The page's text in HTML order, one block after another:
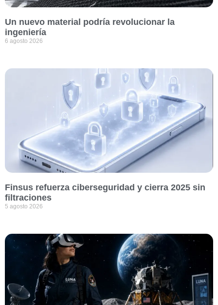
Un nuevo material podría revolucionar la
ingeniería
6 agosto 2026
Finsus refuerza ciberseguridad y cierra 2025 sin
filtraciones
5 agosto 2026